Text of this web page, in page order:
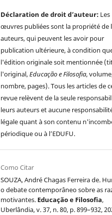
Déclaration de droit d’auteur: Les
œuvres publiées sont la propriété de
auteurs, qui peuvent les avoir pour
publication ultérieure, à condition
l'édition originale soit mentionnée
l'original,Educação e Filosofia,
nombre, pages). Tous les articles de
revue relèvent de la seule
leurs auteurs et aucune
légale quant à son contenu
périodique ou à l’EDUFU.
Como Citar
SOUZA, André Chagas Ferreira de.
o debate contemporâneo sobre as
motivantes. Educação e Filosofia,
Uberlândia, v. 37, n. 80, p. 899–932,